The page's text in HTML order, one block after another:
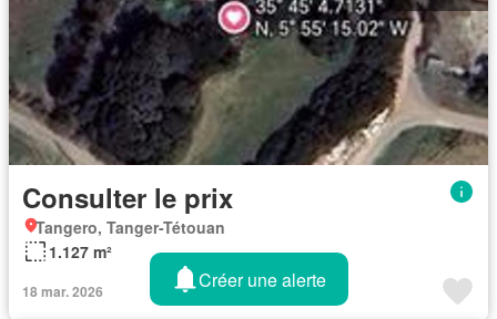
Consulter le prix
Tangero, Tanger-Tétouan
1.127 m²
18 mar. 2026 Créer une alerte